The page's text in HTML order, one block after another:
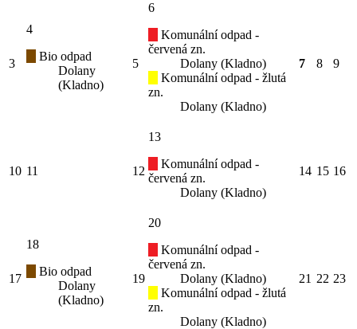
3
4
Bio odpad
Dolany
(Kladno)
5
6
Komunální odpad -
červená zn.
Dolany (Kladno)
Komunální odpad - žlutá
zn.
Dolany (Kladno)
7 8 9
10 11 12
13
Komunální odpad -
červená zn.
Dolany (Kladno)
14 15 16
17
18
Bio odpad
Dolany
(Kladno)
19
20
Komunální odpad -
červená zn.
Dolany (Kladno)
Komunální odpad - žlutá
zn.
Dolany (Kladno)
21 22 23